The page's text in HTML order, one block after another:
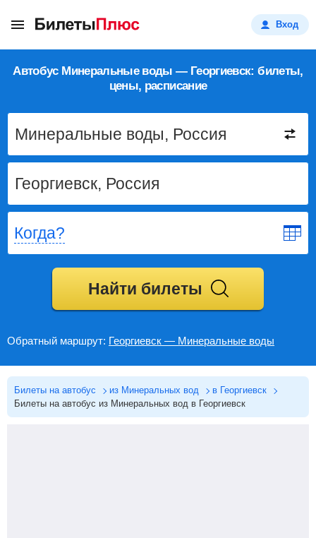
Вход
Автобус Минеральные воды — Георгиевск: билеты,
цены, расписание
Когда?
Найти билеты
Обратный маршрут: Георгиевск — Минеральные воды
Билеты на автобус из Минеральных вод
в Георгиевск
Билеты на автобус из Минеральных вод в Георгиевск